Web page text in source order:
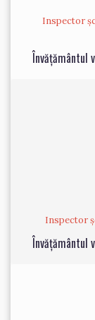
Inspector
Învățământul
Inspector
Învățământul